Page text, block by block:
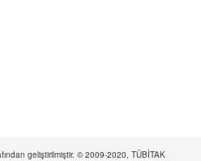
geliştirilmiştir. © 2009-2020, TÜBİTAK